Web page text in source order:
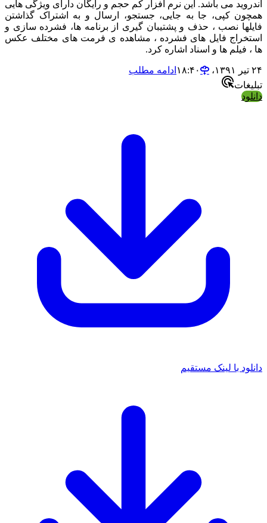
اندروید می باشد. این نرم افزار کم حجم و رایگان دارای ویژگی هایی
همچون کپی، جا به جایی، جستجو، ارسال و به اشتراک گذاشتن
فایلها نصب ، حذف و پشتیبان گیری از برنامه ها، فشرده سازی و
استخراج فایل های فشرده ، مشاهده ی فرمت های مختلف عکس
ها ، فیلم ها و اسناد اشاره کرد.
۲۴ تیر ۱۳۹۱،‏ ۱۸:۴۰
ادامه مطلب
تبلیغات
دانلود
دانلود با لینک مستقیم